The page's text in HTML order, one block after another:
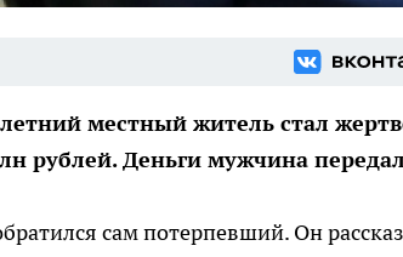
местный житель стал
рублей. Деньги мужчина
сам потерпевший. Он